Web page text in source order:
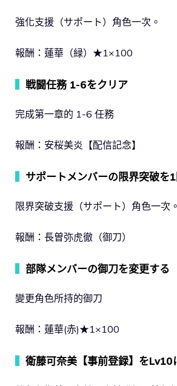
強化支援（サポート）角色一次。
報酬：蓮華（緑）★1×100
戦闘任務 1-6をクリア
完成第一章的 1-6 任務
報酬：安桜美炎【配信記念】
サポートメンバーの限界突破を
限界突破支援（サポート）角色一次。
報酬：長曽弥虎徹（御刀）
部隊メンバーの御刀を変更する
變更角色所持的御刀
報酬：蓮華(赤)★1×100
衛藤可奈美【事前登録】をLv10